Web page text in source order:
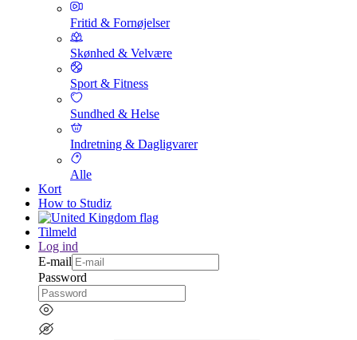
Fritid & Fornøjelser
Skønhed & Velvære
Sport & Fitness
Sundhed & Helse
Indretning & Dagligvarer
Alle
Kort
How to Studiz
Tilmeld
Log ind
E-mail
Password